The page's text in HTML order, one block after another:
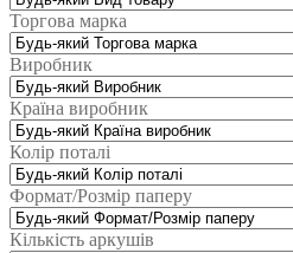
Торгова марка
Виробник
Країна виробник
Колір поталі
Формат/Розмір паперу
Кількість аркушів